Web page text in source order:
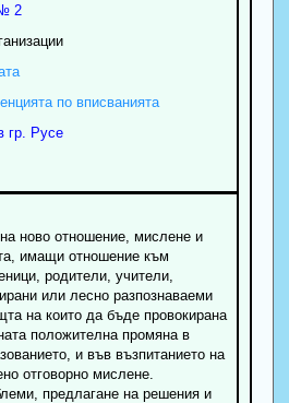
2
по вписванията
гр. Русе
ново отношение, мислене и
имащи отношение към
родители, учители,
или лесно разпознаваеми
на които да бъде провокирана
положителна промяна в
и във възпитанието на
отговорно мислене.
предлагане на решения и